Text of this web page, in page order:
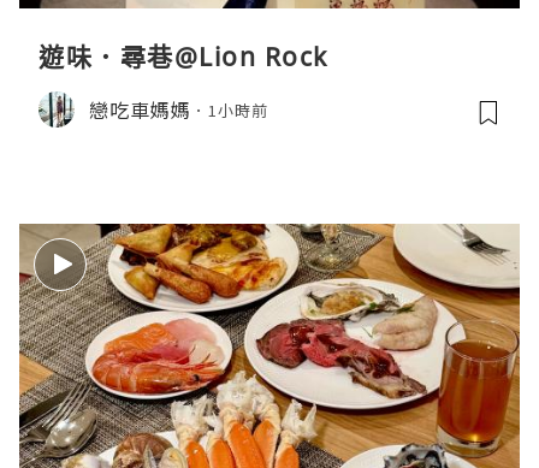
遊味．尋巷@Lion Rock
戀吃車媽媽 1小時前